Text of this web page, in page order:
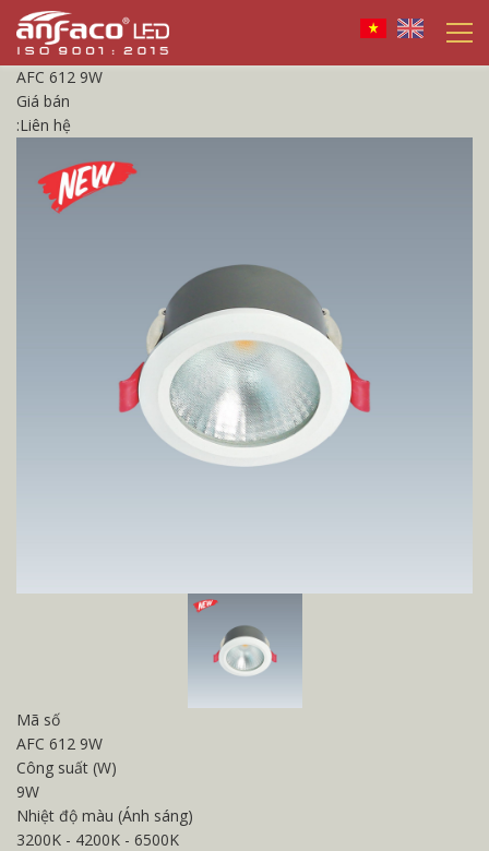
AFC 612 9W
Giá bán
:Liên hệ
Mã số
AFC 612 9W
Công suất (W)
9W
Nhiệt độ màu (Ánh sáng)
3200K - 4200K - 6500K